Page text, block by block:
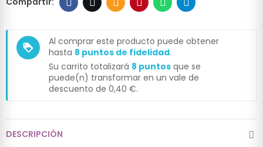
loyalty
Al comprar este producto puede obtener
hasta 8 puntos de fidelidad.
Su carrito totalizará 8 puntos que se
puede(n) transformar en un vale de
descuento de 0,40 €.
DESCRIPCIÓN